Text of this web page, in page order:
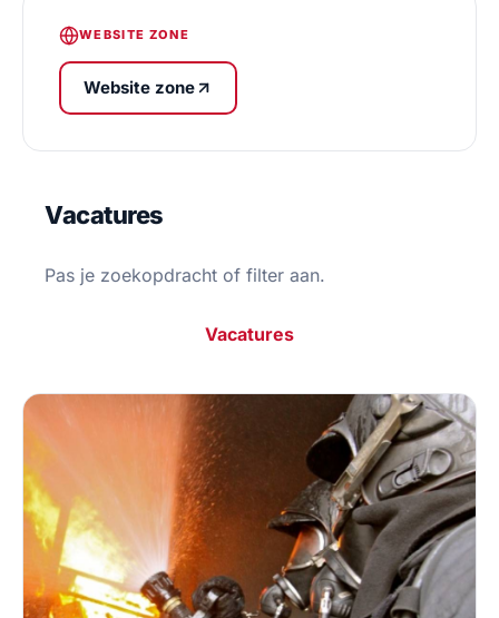
WEBSITE ZONE
Website zone
Vacatures
Pas je zoekopdracht of filter aan.
Vacatures